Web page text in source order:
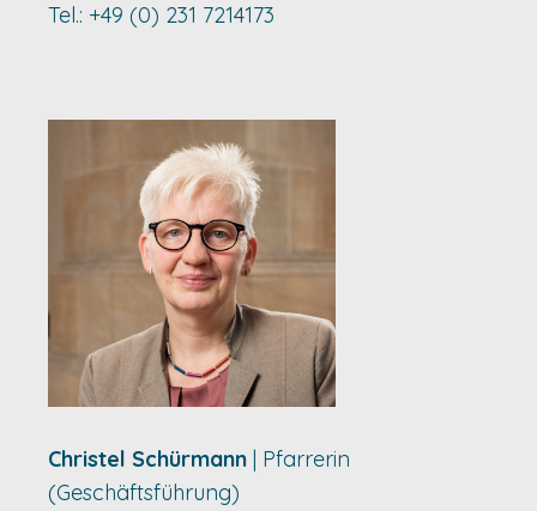
Tel.: +49 (0) 231 7214173
Christel Schürmann | Pfarrerin
(Geschäftsführung)